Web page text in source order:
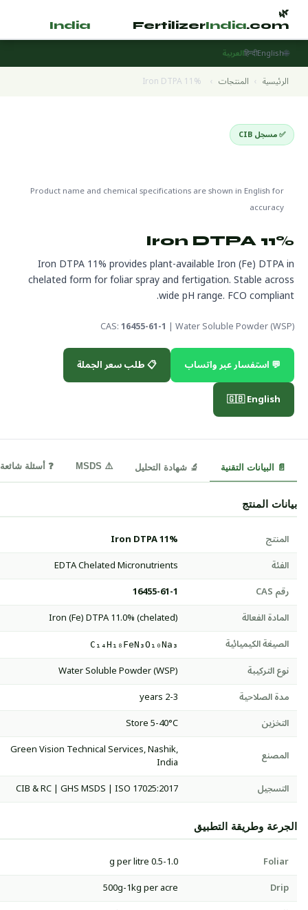
🌿
FertilizerIndia.com
India
🌐
English
हिन्दीالعربية
الرئيسية › المنتجات ›
Iron DTPA 11%
✅ مسجل CIB
Product name and chemical specifications are shown in English for
accuracy
Iron DTPA 11%
Iron DTPA 11% provides plant-available Iron (Fe) DTPA in
chelated form for foliar spray and fertigation. Stable across
wide pH range. FCO compliant.
CAS:16455-61-1 | Water Soluble Powder (WSP)
💬 استفسار عبر واتساب
📋 طلب سعر الجملة
🇬🇧 English
📄 البيانات التقنية 🔬 شهادة التحليل ⚠️ MSDS ❓ أسئلة شائعة
بيانات المنتج
المنتج
Iron DTPA 11%
الفئة
EDTA Chelated Micronutrients
رقم CAS
16455-61-1
المادة الفعالة
Iron (Fe) DTPA 11.0% (chelated)
الصيغة الكيميائية
C₁₄H₁₈FeN₃O₁₀Na₃
نوع التركيبة
Water Soluble Powder (WSP)
مدة الصلاحية
2-3 years
التخزين
Store 5-40°C
المصنع
Green Vision Technical Services, Nashik,
India
التسجيل
CIB & RC | GHS MSDS | ISO 17025:2017
الجرعة وطريقة التطبيق
Foliar
0.5-1.0 g per litre
Drip
500g-1kg per acre